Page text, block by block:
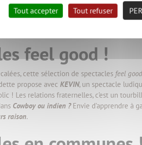
et le besoin de justice. La mise en
de libertéraconte une révolution faisant
feel good !
cette sélection de spectacles feel good
propose avec KEVIN, un spectacle
! Les relations fraternelles, c’est un
Cowboy ou indien ?Envie d’apprendre à
raison.
Tout accepter Tout refuser